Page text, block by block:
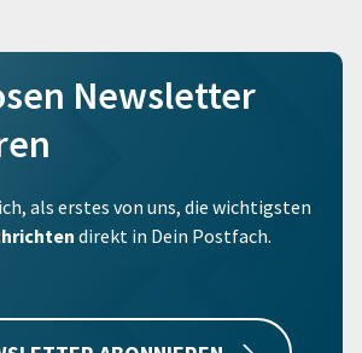
Newsletter
als erstes von uns, die wichtigsten
direkt in Dein Postfach.